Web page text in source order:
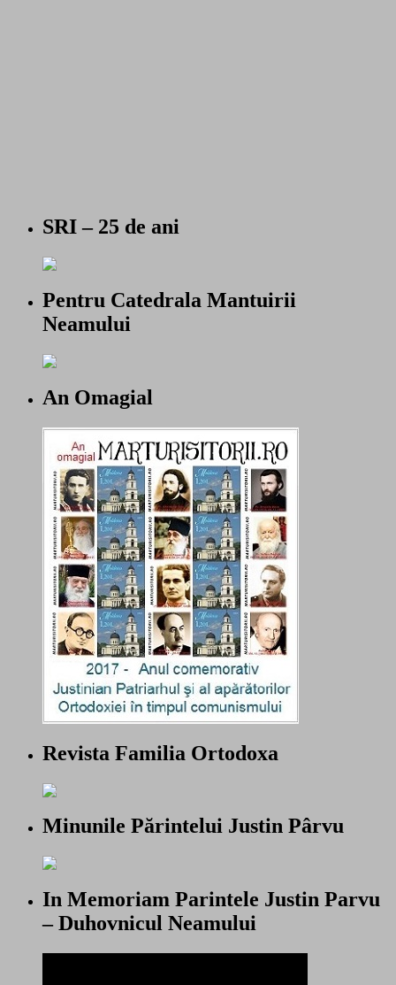
SRI – 25 de ani
Pentru Catedrala Mantuirii
Neamului
An Omagial
Revista Familia Ortodoxa
Minunile Părintelui Justin Pârvu
In Memoriam Parintele Justin Parvu
– Duhovnicul Neamului